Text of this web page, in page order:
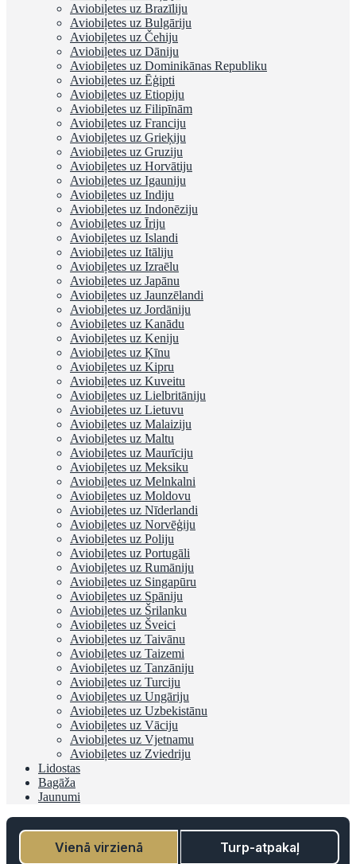
Aviobiļetes uz Brazīliju
Aviobiļetes uz Bulgāriju
Aviobiļetes uz Čehiju
Aviobiļetes uz Dāniju
Aviobiļetes uz Dominikānas Republiku
Aviobiļetes uz Ēģipti
Aviobiļetes uz Etiopiju
Aviobiļetes uz Filipīnām
Aviobiļetes uz Franciju
Aviobiļetes uz Grieķiju
Aviobiļetes uz Gruziju
Aviobiļetes uz Horvātiju
Aviobiļetes uz Igauniju
Aviobiļetes uz Indiju
Aviobiļetes uz Indonēziju
Aviobiļetes uz Īriju
Aviobiļetes uz Islandi
Aviobiļetes uz Itāliju
Aviobiļetes uz Izraēlu
Aviobiļetes uz Japānu
Aviobiļetes uz Jaunzēlandi
Aviobiļetes uz Jordāniju
Aviobiļetes uz Kanādu
Aviobiļetes uz Keniju
Aviobiļetes uz Ķīnu
Aviobiļetes uz Kipru
Aviobiļetes uz Kuveitu
Aviobiļetes uz Lielbritāniju
Aviobiļetes uz Lietuvu
Aviobiļetes uz Malaiziju
Aviobiļetes uz Maltu
Aviobiļetes uz Maurīciju
Aviobiļetes uz Meksiku
Aviobiļetes uz Melnkalni
Aviobiļetes uz Moldovu
Aviobiļetes uz Nīderlandi
Aviobiļetes uz Norvēģiju
Aviobiļetes uz Poliju
Aviobiļetes uz Portugāli
Aviobiļetes uz Rumāniju
Aviobiļetes uz Singapūru
Aviobiļetes uz Spāniju
Aviobiļetes uz Šrilanku
Aviobiļetes uz Šveici
Aviobiļetes uz Taivānu
Aviobiļetes uz Taizemi
Aviobiļetes uz Tanzāniju
Aviobiļetes uz Turciju
Aviobiļetes uz Ungāriju
Aviobiļetes uz Uzbekistānu
Aviobiļetes uz Vāciju
Aviobiļetes uz Vjetnamu
Aviobiļetes uz Zviedriju
Lidostas
Bagāža
Jaunumi
Vienā virzienā Turp-atpakaļ